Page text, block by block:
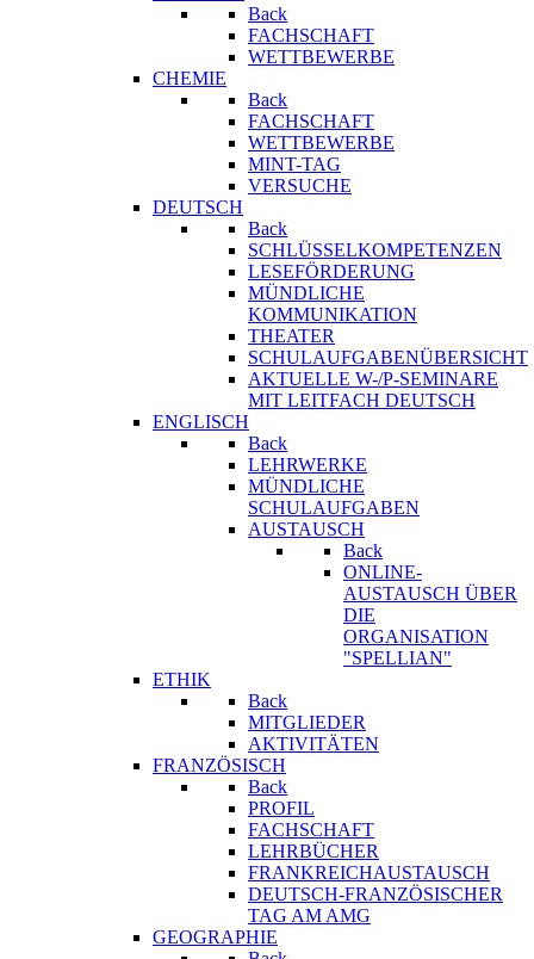
Back
FACHSCHAFT
WETTBEWERBE
CHEMIE
Back
FACHSCHAFT
WETTBEWERBE
MINT-TAG
VERSUCHE
DEUTSCH
Back
SCHLÜSSELKOMPETENZEN
LESEFÖRDERUNG
MÜNDLICHE
KOMMUNIKATION
THEATER
SCHULAUFGABENÜBERSICHT
AKTUELLE W-/P-SEMINARE
MIT LEITFACH DEUTSCH
ENGLISCH
Back
LEHRWERKE
MÜNDLICHE
SCHULAUFGABEN
AUSTAUSCH
Back
ONLINE-
AUSTAUSCH ÜBER
DIE
ORGANISATION
"SPELLIAN"
ETHIK
Back
MITGLIEDER
AKTIVITÄTEN
FRANZÖSISCH
Back
PROFIL
FACHSCHAFT
LEHRBÜCHER
FRANKREICHAUSTAUSCH
DEUTSCH-FRANZÖSISCHER
TAG AM AMG
GEOGRAPHIE